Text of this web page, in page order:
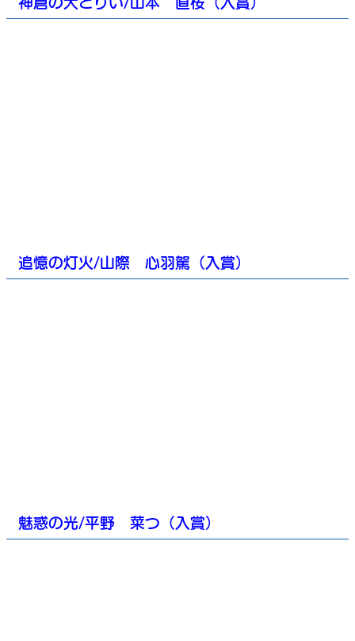
神倉の大とりい/山本 直桜（入賞）
追憶の灯火/山際 心羽駕（入賞）
魅惑の光/平野 菜つ（入賞）